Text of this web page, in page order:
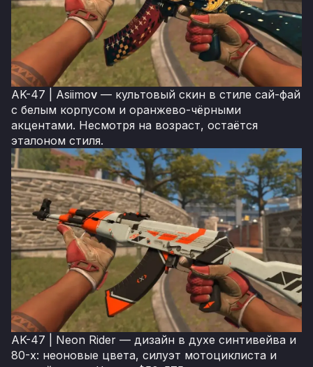
AK-47 | Asiimov — культовый скин в стиле сай-фай
с белым корпусом и оранжево-чёрными
акцентами. Несмотря на возраст, остаётся
эталоном стиля.
AK-47 | Neon Rider — дизайн в духе синтивейва и
80-х: неоновые цвета, силуэт мотоциклиста и